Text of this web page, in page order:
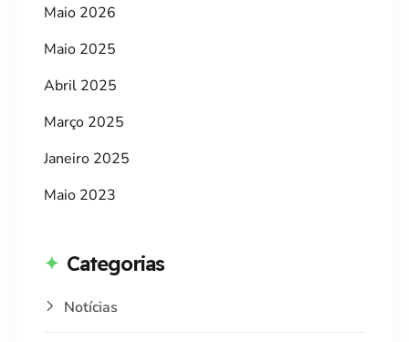
Maio 2026
Maio 2025
Abril 2025
Março 2025
Janeiro 2025
Maio 2023
Categorias
Notícias